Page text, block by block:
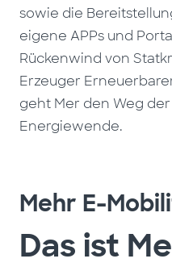
sowie die
eigene APPs und
Rückenwind von
Erzeuger
geht Mer den Weg
Energiewende.
Mehr E-
Das ist